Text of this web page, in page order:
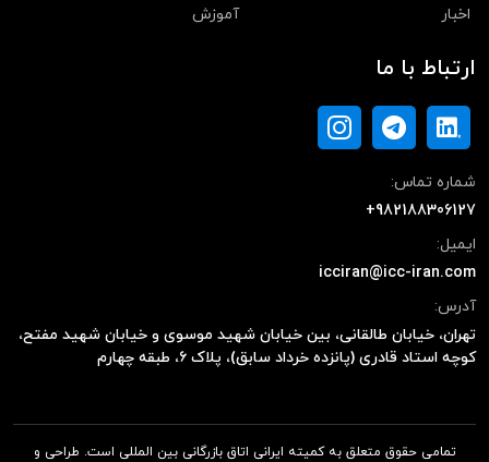
اخبار
آموزش
ارتباط با ما
شماره تماس:
+982188306127
ایمیل:
icciran@icc-iran.com
آدرس:
تهران، خیابان طالقانی، بین خیابان شهید موسوی و خیابان شهید مفتح،
کوچه استاد قادری (پانزده خرداد سابق)، پلاک ۶، طبقه چهارم
تمامی حقوق متعلق به کمیته ایرانی اتاق بازرگانی بین المللی است. طراحی و